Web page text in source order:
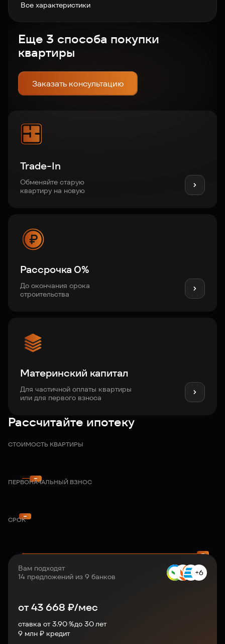
Все характеристики
Еще 3 способа покупки
квартиры
Заказать консультацию
Trade-In
Обменяйте старую
квартиру на новую
Рассрочка 0%
До окончания срока
строительства
Материнский капитал
Для частичной оплаты квартиры
или для первого взноса
Рассчитайте ипотеку
СТОИМОСТЬ КВАРТИРЫ
ПЕРВОНАЧАЛЬНЫЙ ВЗНОС
СРОК
Вам подходят
14 предложений из 9 банков
+6
от43 668 ₽/мес
ставка от 3.90 %до 30лет
9 млн ₽ кредит